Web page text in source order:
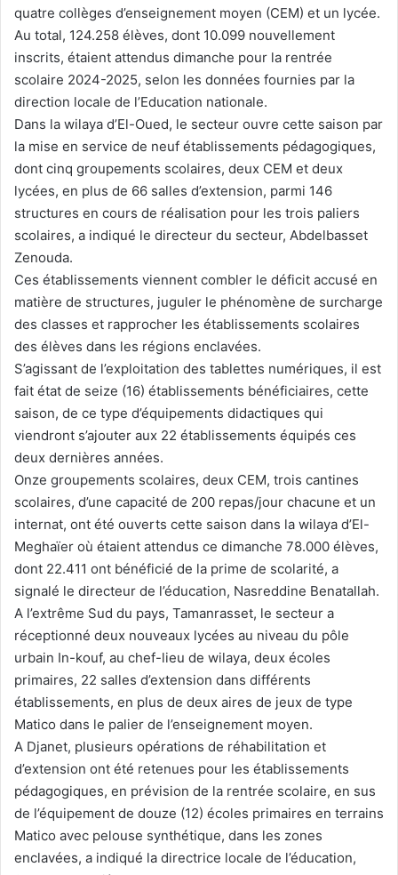
quatre collèges d’enseignement moyen (CEM) et un lycée.
Au total, 124.258 élèves, dont 10.099 nouvellement
inscrits, étaient attendus dimanche pour la rentrée
scolaire 2024-2025, selon les données fournies par la
direction locale de l’Education nationale.
Dans la wilaya d’El-Oued, le secteur ouvre cette saison par
la mise en service de neuf établissements pédagogiques,
dont cinq groupements scolaires, deux CEM et deux
lycées, en plus de 66 salles d’extension, parmi 146
structures en cours de réalisation pour les trois paliers
scolaires, a indiqué le directeur du secteur, Abdelbasset
Zenouda.
Ces établissements viennent combler le déficit accusé en
matière de structures, juguler le phénomène de surcharge
des classes et rapprocher les établissements scolaires
des élèves dans les régions enclavées.
S’agissant de l’exploitation des tablettes numériques, il est
fait état de seize (16) établissements bénéficiaires, cette
saison, de ce type d’équipements didactiques qui
viendront s’ajouter aux 22 établissements équipés ces
deux dernières années.
Onze groupements scolaires, deux CEM, trois cantines
scolaires, d’une capacité de 200 repas/jour chacune et un
internat, ont été ouverts cette saison dans la wilaya d’El-
Meghaïer où étaient attendus ce dimanche 78.000 élèves,
dont 22.411 ont bénéficié de la prime de scolarité, a
signalé le directeur de l’éducation, Nasreddine Benatallah.
A l’extrême Sud du pays, Tamanrasset, le secteur a
réceptionné deux nouveaux lycées au niveau du pôle
urbain In-kouf, au chef-lieu de wilaya, deux écoles
primaires, 22 salles d’extension dans différents
établissements, en plus de deux aires de jeux de type
Matico dans le palier de l’enseignement moyen.
A Djanet, plusieurs opérations de réhabilitation et
d’extension ont été retenues pour les établissements
pédagogiques, en prévision de la rentrée scolaire, en sus
de l’équipement de douze (12) écoles primaires en terrains
Matico avec pelouse synthétique, dans les zones
enclavées, a indiqué la directrice locale de l’éducation,